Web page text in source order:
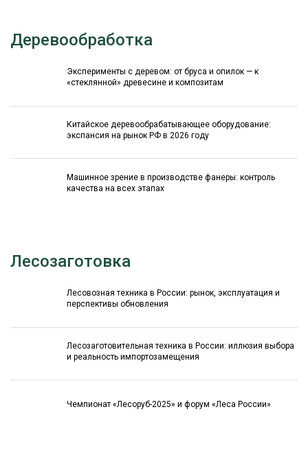
Деревообработка
Эксперименты с деревом: от бруса и опилок — к
«стеклянной» древесине и композитам
Китайское деревообрабатывающее оборудование:
экспансия на рынок РФ в 2026 году
Машинное зрение в производстве фанеры: контроль
качества на всех этапах
Лесозаготовка
Лесовозная техника в России: рынок, эксплуатация и
перспективы обновления
Лесозаготовительная техника в России: иллюзия выбора
и реальность импортозамещения
Чемпионат «Лесоруб-2025» и форум «Леса России»